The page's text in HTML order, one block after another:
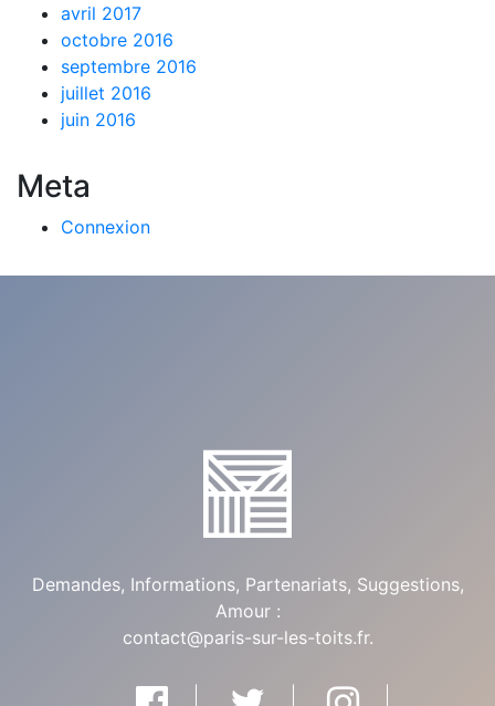
avril 2017
octobre 2016
septembre 2016
juillet 2016
juin 2016
Meta
Connexion
Demandes, Informations, Partenariats, Suggestions,
Amour :
contact@paris-sur-les-toits.fr.